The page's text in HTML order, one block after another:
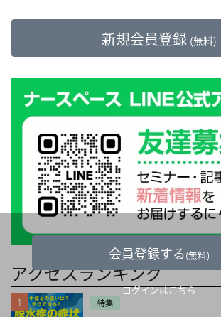
新規会員登録 (無料)
アクセスランキング
1 特集
会員登録する(無料)
ログインはこちら